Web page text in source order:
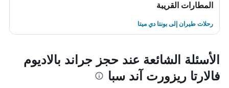
المطارات القريبة
رحلات طيران إلى بونتا دي ميتا
الأسئلة الشائعة عند حجز جراند بالاديوم
فالارتا ريزورت آند سبا